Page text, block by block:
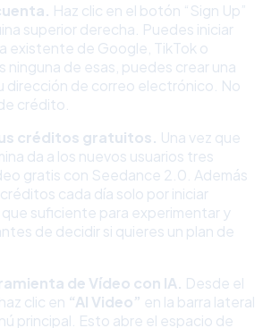
Haz clic en el botón “Sign Up”
superior derecha. Puedes iniciar
existente de Google, TikTok o
ninguna de esas, puedes crear una
dirección de correo electrónico. No
crédito.
créditos gratuitos. Una vez que
da a los nuevos usuarios tres
gratis con Seedance 2.0. Además
cada día solo por iniciar
suficiente para experimentar y
de decidir si quieres un plan de
de Vídeo con IA. Desde el
clic en “AI Video” en la barra lateral
principal. Esto abre el espacio de